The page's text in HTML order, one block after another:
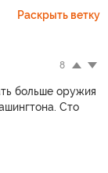
Раскрыть ветку
8
больше оружия
Сто